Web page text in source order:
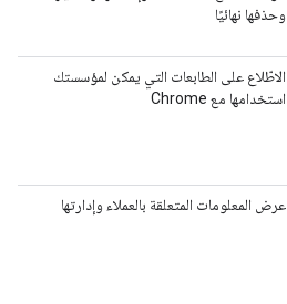
وحذفها نهائيًا
الاطّلاع على الطابعات التي يمكن لمؤسستك
استخدامها مع Chrome
عرض المعلومات المتعلقة بالعملاء وإدارتها